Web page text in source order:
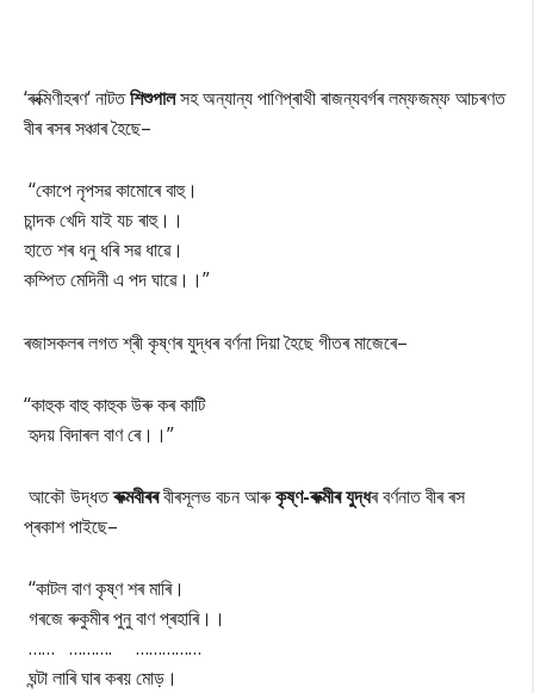
‘ৰুক্মিণীহৰণ‘ নাটতশিশুপালসহ অন্যান্য পাণিপ্ৰাথী ৰাজন্যবৰ্গৰ লম্ফজম্ফ আচৰণত
বীৰ ৰসৰ সঞ্চাৰ হৈছে–
‘‘কোপে নৃপসৱ কামোৰে বাহু।
চান্দক খেদি যাই যচ ৰাহু।।
হাতে শৰ ধনু ধৰি সৱ ধাৱে।
কম্পিত মেদিনী এ পদ ঘাৱে।।”
ৰজাসকলৰ লগত শ্ৰী কৃষ্ণৰ যুদ্ধৰ বৰ্ণনা দিয়া হৈছে গীতৰ মাজেৰে–
‘‘কাহুক বাহু কাহুক উৰু কৰ কাটি
হৃদয় বিদাৰল বাণ ৰে।।”
আকৌ উদ্ধতৰুক্মবীৰৰবীৰসূলভ বচন আৰুকৃষ্ণ-ৰুক্মীৰ যুদ্ধৰ বৰ্ণনাত বীৰ ৰস
প্ৰকাশ পাইছে–
‘‘কাটল বাণ কৃষ্ণ শৰ মাৰি।
গৰজে ৰুকুমীৰ পুনু বাণ প্ৰহাৰি।।
…… ………. ……………
ঘন্টা লাৰি ঘাৰ কৰয় মোড়।